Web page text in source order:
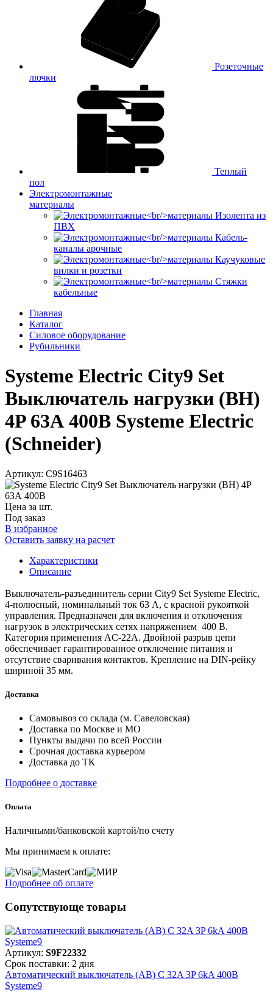
Розеточные
лючки
Теплый
пол
Электромонтажные
материалы
Изолента из
ПВХ
Кабель-
каналы арочные
Каучуковые
вилки и розетки
Стяжки
кабельные
Главная
Каталог
Силовое оборудование
Рубильники
Systeme Electric City9 Set
Выключатель нагрузки (ВН)
4P 63А 400В Systeme Electric
(Schneider)
Артикул: C9S16463
Цена за шт.
Под заказ
В избранное
Оставить заявку на расчет
Характеристики
Описание
Выключатель-разъединитель серии City9 Set Systeme Electric,
4-полюсный, номинальный ток 63 А, с красной рукояткой
управления. Предназначен для включения и отключения
нагрузок в электрических сетях напряжением 400 В.
Категория применения AC-22A. Двойной разрыв цепи
обеспечивает гарантированное отключение питания и
отсутствие сваривания контактов. Крепление на DIN-рейку
шириной 35 мм.
Доставка
Самовывоз со склада (м. Савеловская)
Доставка по Москве и МО
Пункты выдачи по всей России
Срочная доставка курьером
Доставка до ТК
Подробнее о доставке
Оплата
Наличными/банковской картой/по счету
Мы принимаем к оплате:
Подробнее об оплате
Сопутствующе товары
Артикул: S9F22332
Срок поставки: 2 дня
Автоматический выключатель (АВ) C 32A 3P 6kA 400В
Systeme9